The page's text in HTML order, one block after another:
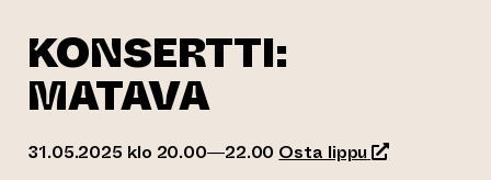
KONSERTTI:
MATAVA
31.05.2025 klo 20.00—22.00 Osta lippu (siirtyy